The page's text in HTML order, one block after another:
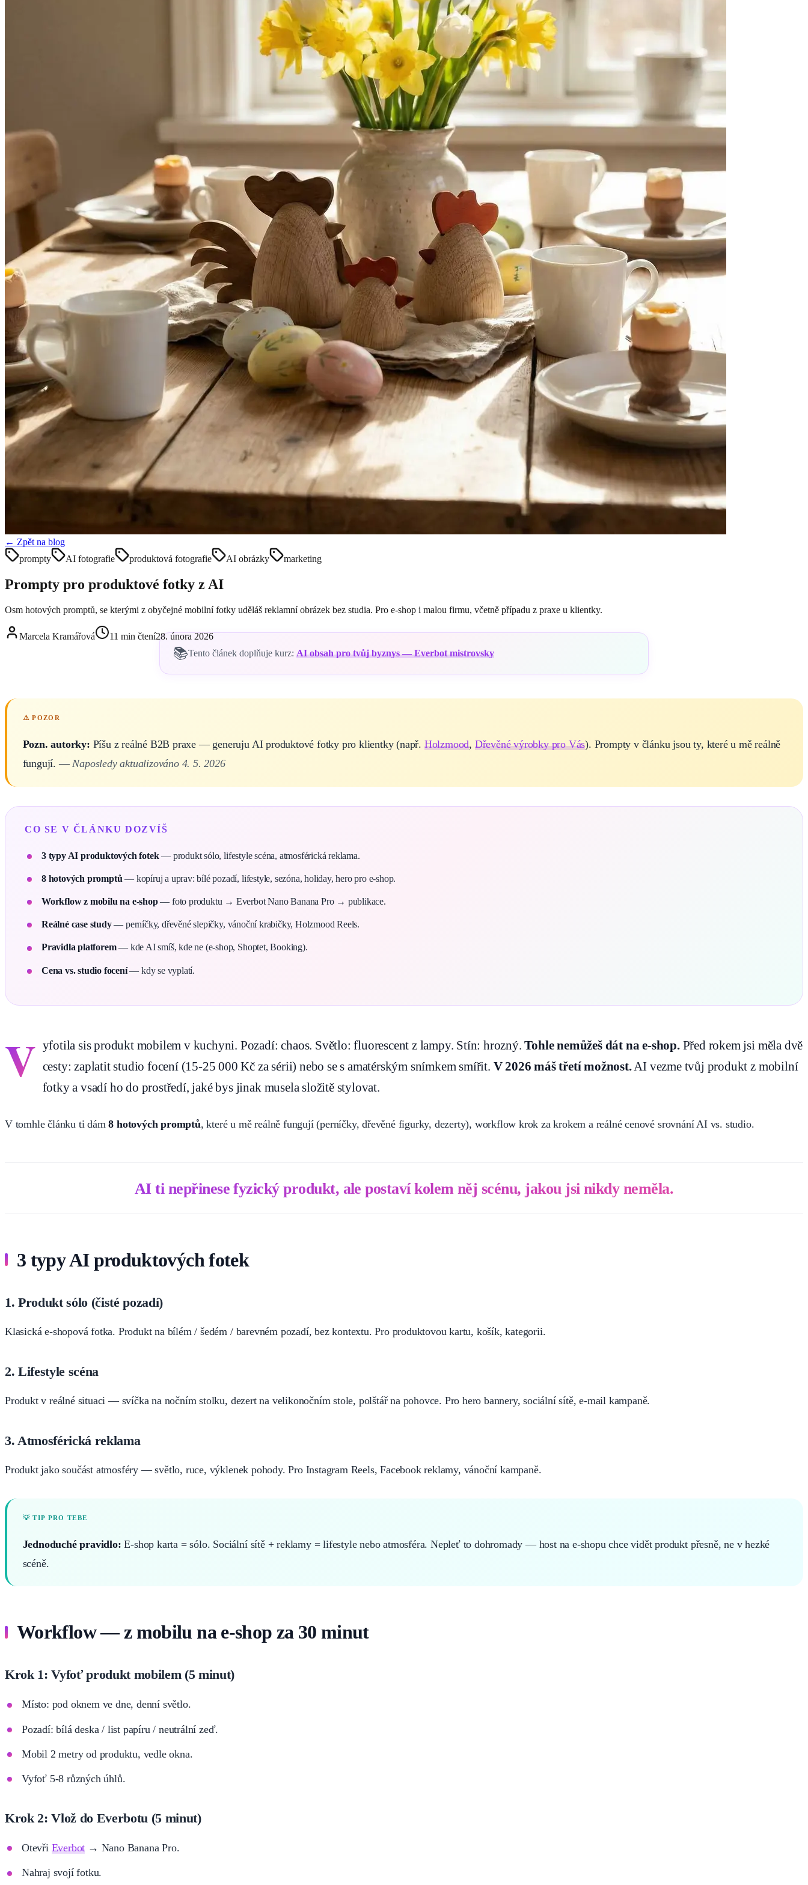
← Zpět na blog
prompty
AI fotografie produktová fotografie AI obrázky marketing
Prompty pro produktové fotky z AI
Osm hotových promptů, se kterými z obyčejné mobilní fotky uděláš reklamní obrázek bez studia. Pro e-shop i malou firmu, včetně případu z praxe u klientky.
Marcela Kramářová 11 min čtení28. února 2026
📚Tento článek doplňuje kurz: AI obsah pro tvůj byznys — Everbot mistrovsky
Pozn. autorky: Píšu z reálné B2B praxe — generuju AI produktové fotky pro klientky (např. Holzmood, Dřevěné výrobky pro Vás). Prompty v článku jsou ty, které u mě reálně
fungují. —Naposledy aktualizováno 4. 5. 2026
CO SE V ČLÁNKU DOZVÍŠ
3 typy AI produktových fotek— produkt sólo, lifestyle scéna, atmosférická reklama.
8 hotových promptů — kopíruj a uprav: bílé pozadí, lifestyle, sezóna, holiday, hero pro e-shop.
Workflow z mobilu na e-shop— foto produktu → Everbot Nano Banana Pro → publikace.
Reálné case study— perníčky, dřevěné slepičky, vánoční krabičky, Holzmood Reels.
Pravidla platforem— kde AI smíš, kde ne (e-shop, Shoptet, Booking).
Cena vs. studio focení— kdy se vyplatí.
V yfotila sis produkt mobilem v kuchyni. Pozadí: chaos. Světlo: fluorescent z lampy. Stín: hrozný.Tohle nemůžeš dát na e-shop. Před rokem jsi měla dvě
cesty: zaplatit studio focení (15-25 000 Kč za sérii) nebo se s amatérským snímkem smířit. V 2026 máš třetí možnost. AI vezme tvůj produkt z mobilní
fotky a vsadí ho do prostředí, jaké bys jinak musela složitě stylovat.
V tomhle článku ti dám8 hotových promptů, které u mě reálně fungují (perníčky, dřevěné figurky, dezerty), workflow krok za krokem a reálné cenové srovnání AI vs. studio.
AI ti nepřinese fyzický produkt, ale postaví kolem něj scénu, jakou jsi nikdy neměla.
3 typy AI produktových fotek
1. Produkt sólo (čisté pozadí)
Klasická e-shopová fotka. Produkt na bílém / šedém / barevném pozadí, bez kontextu. Pro produktovou kartu, košík, kategorii.
2. Lifestyle scéna
Produkt v reálné situaci — svíčka na nočním stolku, dezert na velikonočním stole, polštář na pohovce. Pro hero bannery, sociální sítě, e-mail kampaně.
3. Atmosférická reklama
Produkt jako součást atmosféry — světlo, ruce, výklenek pohody. Pro Instagram Reels, Facebook reklamy, vánoční kampaně.
Jednoduché pravidlo: E-shop karta = sólo. Sociální sítě + reklamy = lifestyle nebo atmosféra. Nepleť to dohromady — host na e-shopu chce vidět produkt přesně, ne v hezké
scéně.
Workflow — z mobilu na e-shop za 30 minut
Krok 1: Vyfoť produkt mobilem (5 minut)
Místo: pod oknem ve dne, denní světlo.
Pozadí: bílá deska / list papíru / neutrální zeď.
Mobil 2 metry od produktu, vedle okna.
Vyfoť 5-8 různých úhlů.
Krok 2: Vlož do Everbotu (5 minut)
Otevři Everbot → Nano Banana Pro.
Nahraj svojí fotku.